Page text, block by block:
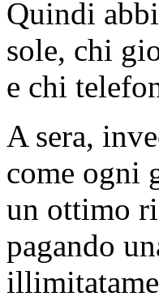
Quindi
sole, chi
e chi
A sera,
come ogni
un ottimo
pagando